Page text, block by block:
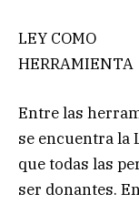
LEY COMO
HERRAMIENTA
Entre las
se encuentra la
que todas las
ser donantes.